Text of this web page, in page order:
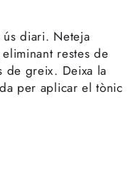
ús diari. Neteja
restes de
de greix. Deixa la
per aplicar el tònic